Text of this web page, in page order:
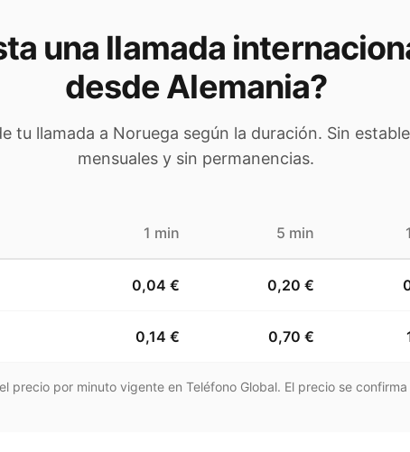
una llamada
desde Alemania?
tu llamada a Noruega según la duración. Sin
mensuales y sin permanencias.
1 min 5 min
0,04 € 0,20 €
0,14 € 0,70 €
precio por minuto vigente en Teléfono Global. El precio se